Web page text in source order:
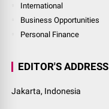
International
Business Opportunities
Personal Finance
EDITOR'S ADDRESS
Jakarta, Indonesia